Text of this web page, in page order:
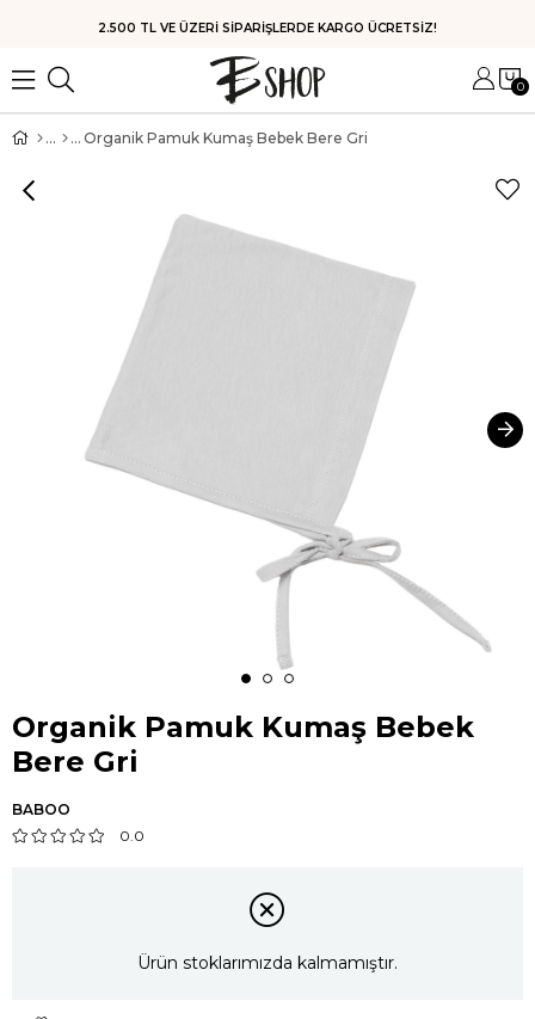
2.500 TL VE ÜZERİ SİPARİŞLERDE KARGO ÜCRETSİZ!
0
Organik Pamuk Kumaş Bebek Bere Gri
Organik Pamuk Kumaş Bebek
Bere Gri
BABOO
0.0
Ürün stoklarımızda kalmamıştır.